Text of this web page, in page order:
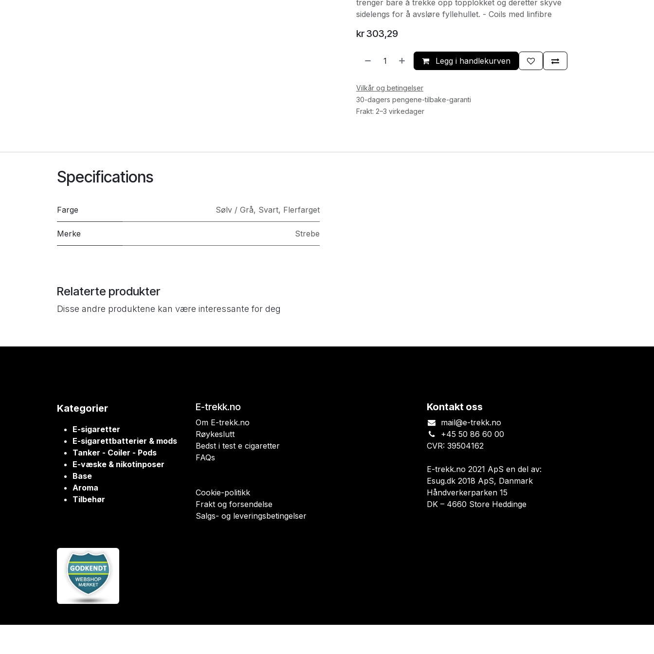
trenger bare å trekke opp topplokket og deretter skyve
sidelengs for å avsløre fyllehullet. - Coils med linfibre
kr303,29
Legg i handlekurven
Vilkår og betingelser
30-dagers pengene-tilbake-garanti
Frakt: 2–3 virkedager
Specifications
Farge Sølv / Grå, Svart, Flerfarget
Merke Strebe
Relaterte produkter
Disse andre produktene kan være interessante for deg
Kategorier
E-sigaretter
E-sigarettbatterier & mods
Tanker - Coiler - Pods
E-væske & nikotinposer
Base
Aroma
Tilbehør
E-trekk.no
Om E-trekk.no
Røykeslutt
Bedst i test e cigaretter
FAQs
Cookie-politikk
Frakt og forsendelse
Salgs- og leveringsbetingelser
Kontakt oss
mail@e-trekk.no
+45 50 86 60 00
CVR: 39504162
E-trekk.no 2021 ApS en del av:
Esug.dk 2018 ApS, Danmark
Håndverkerparken 15
DK – 4660 Store Heddinge